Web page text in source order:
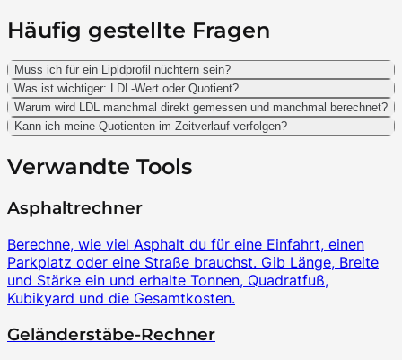
Häufig gestellte Fragen
Muss ich für ein Lipidprofil nüchtern sein?
Was ist wichtiger: LDL-Wert oder Quotient?
Warum wird LDL manchmal direkt gemessen und manchmal berechnet?
Kann ich meine Quotienten im Zeitverlauf verfolgen?
Verwandte Tools
Asphaltrechner
Berechne, wie viel Asphalt du für eine Einfahrt, einen
Parkplatz oder eine Straße brauchst. Gib Länge, Breite
und Stärke ein und erhalte Tonnen, Quadratfuß,
Kubikyard und die Gesamtkosten.
Geländerstäbe-Rechner